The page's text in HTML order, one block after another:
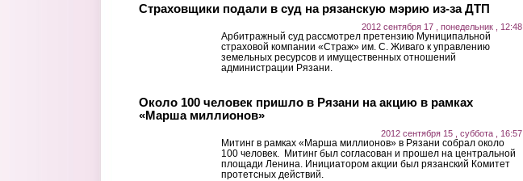
Страховщики подали в суд на рязанскую мэрию из-за ДТП
2012 сентября 17 , понедельник , 12:48
Арбитражный суд рассмотрел претензию Муниципальной
страховой компании «Страж» им. С. Живаго к управлению
земельных ресурсов и имущественных отношений
администрации Рязани.
Около 100 человек пришло в Рязани на акцию в рамках
«Марша миллионов»
2012 сентября 15 , суббота , 16:57
Митинг в рамках «Марша миллионов» в Рязани собрал около
100 человек. Митинг был согласован и прошел на центральной
площади Ленина. Инициатором акции был рязанский Комитет
протетсных действий.